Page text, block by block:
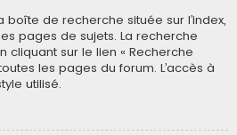
boîte de recherche située sur l’index,
pages de sujets. La recherche
cliquant sur le lien « Recherche
les pages du forum. L’accès à
utilisé.